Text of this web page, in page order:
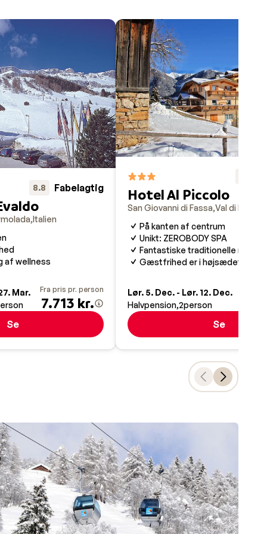
de
er
8.8 Fabelagtig
Italien
af wellness
Mar.
Fra pris pr. person
7.713 kr.
Se
Hotel Al Piccolo
San Giovanni di Fassa Val di Fassa
På kanten af centrum
Unikt: ZEROBODY SPA
Fantastiske traditionelle
Gæstfrihed er i højsædet
Lør. 5. Dec. - Lør. 12. Dec.
Halvpension 2person
Se